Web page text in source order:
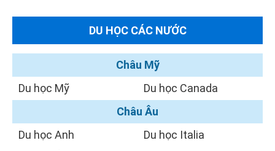
DU HỌC CÁC NƯỚC
Châu Mỹ
Du học Mỹ
Du học Canada
Châu Âu
Du học Anh
Du học Italia